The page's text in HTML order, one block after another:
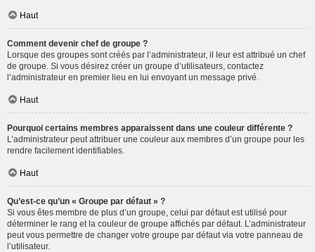
Haut
Comment devenir chef de groupe ?
Lorsque des groupes sont créés par l’administrateur, il leur est attribué un chef
de groupe. Si vous désirez créer un groupe d’utilisateurs, contactez
l’administrateur en premier lieu en lui envoyant un message privé.
Haut
Pourquoi certains membres apparaissent dans une couleur différente ?
L’administrateur peut attribuer une couleur aux membres d’un groupe pour les
rendre facilement identifiables.
Haut
Qu’est-ce qu’un « Groupe par défaut » ?
Si vous êtes membre de plus d’un groupe, celui par défaut est utilisé pour
déterminer le rang et la couleur de groupe affichés par défaut. L’administrateur
peut vous permettre de changer votre groupe par défaut via votre panneau de
l’utilisateur.